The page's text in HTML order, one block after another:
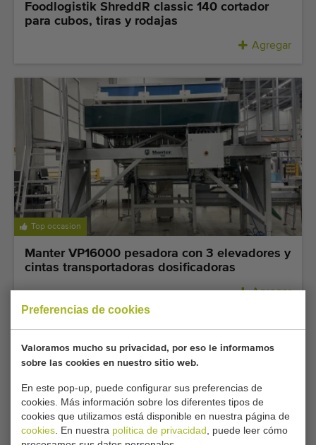
Preferencias de cookies
Valoramos mucho su privacidad, por eso le informamos
sobre las cookies en nuestro sitio web.
En este pop-up, puede configurar sus preferencias de
cookies. Más información sobre los diferentes tipos de
cookies que utilizamos está disponible en nuestra página de
cookies . En nuestra política de privacidad , puede leer cómo
Foodlogistik ShreddR classic 140 cortador
para cubos, tiras y rodajas
Agregar
Top occasion
Manter VP16000 pesadora con 3 elevadores y
cintas transportadoras dosificadoras
Agregar